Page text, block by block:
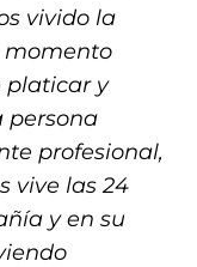
vivido la
momento
platicar y
persona
profesional,
vive las 24
y en su